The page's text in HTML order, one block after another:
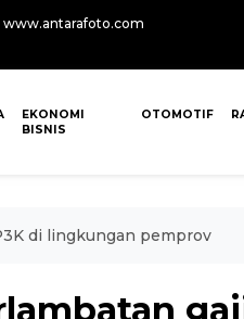
www.antarafoto.com
EKONOMI
BISNIS
OTOMOTIF
di lingkungan pemprov